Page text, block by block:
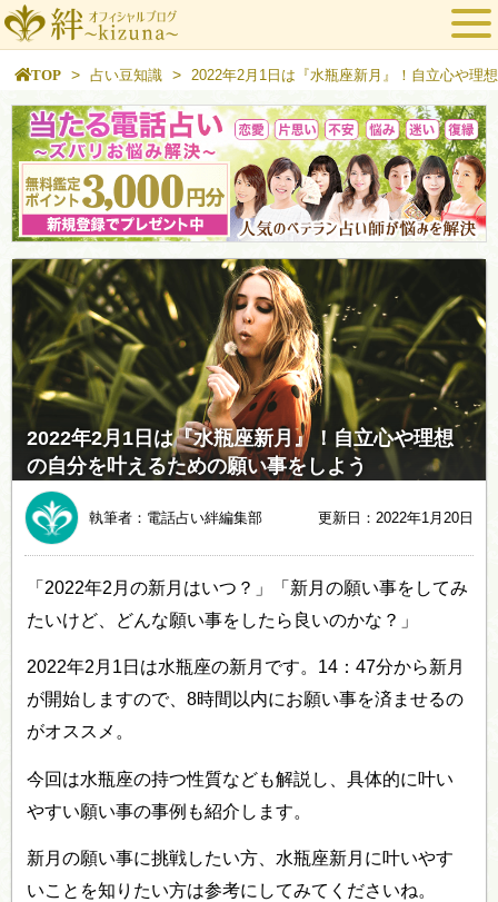
TOP > 占い豆知識 > 2022年2月1日は『水瓶座新月』！自立心や理
2022年2月1日は『水瓶座新月』！自立心や理想
の自分を叶えるための願い事をしよう
執筆者：電話占い絆編集部 更新日：2022年1月20日
「2022年2月の新月はいつ？」「新月の願い事をしてみ
たいけど、どんな願い事をしたら良いのかな？」
2022年2月1日は水瓶座の新月です。14：47分から新月
が開始しますので、8時間以内にお願い事を済ませるの
がオススメ。
今回は水瓶座の持つ性質なども解説し、具体的に叶い
やすい願い事の事例も紹介します。
新月の願い事に挑戦したい方、水瓶座新月に叶いやす
いことを知りたい方は参考にしてみてくださいね。